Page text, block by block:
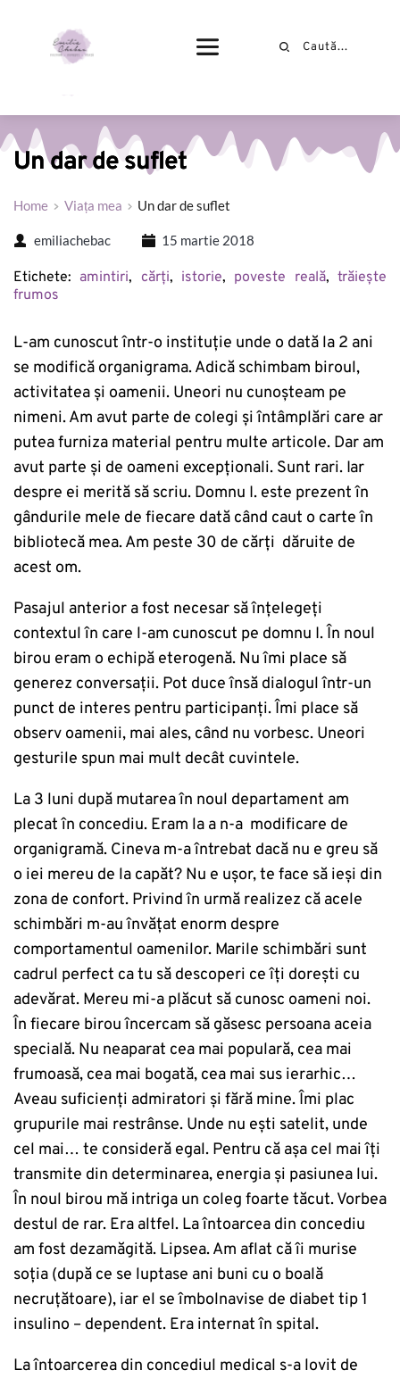
Un dar de suflet
Home Viața mea Un dar de suflet
emiliachebac 15 martie 2018
Etichete: amintiri, cărți, istorie, poveste reală, trăiește
frumos
L-am cunoscut într-o instituție unde o dată la 2 ani
se modifică organigrama. Adică schimbam biroul,
activitatea și oamenii. Uneori nu cunoșteam pe
nimeni. Am avut parte de colegi și întâmplări care ar
putea furniza material pentru multe articole. Dar am
avut parte și de oameni excepționali. Sunt rari. Iar
despre ei merită să scriu. Domnu I. este prezent în
gândurile mele de fiecare dată când caut o carte în
bibliotecă mea. Am peste 30 de cărți dăruite de
acest om.
Pasajul anterior a fost necesar să înțelegeți
contextul în care l-am cunoscut pe domnu I. În noul
birou eram o echipă eterogenă. Nu îmi place să
generez conversații. Pot duce însă dialogul într-un
punct de interes pentru participanți. Îmi place să
observ oamenii, mai ales, când nu vorbesc. Uneori
gesturile spun mai mult decât cuvintele.
La 3 luni după mutarea în noul departament am
plecat în concediu. Eram la a n-a modificare de
organigramă. Cineva m-a întrebat dacă nu e greu să
o iei mereu de la capăt? Nu e ușor, te face să ieși din
zona de confort. Privind în urmă realizez că acele
schimbări m-au învățat enorm despre
comportamentul oamenilor. Marile schimbări sunt
cadrul perfect ca tu să descoperi ce îți dorești cu
adevărat. Mereu mi-a plăcut să cunosc oameni noi.
În fiecare birou încercam să găsesc persoana aceia
specială. Nu neaparat cea mai populară, cea mai
frumoasă, cea mai bogată, cea mai sus ierarhic…
Aveau suficienți admiratori și fără mine. Îmi plac
grupurile mai restrânse. Unde nu ești satelit, unde
cel mai… te consideră egal. Pentru că așa cel mai îți
transmite din determinarea, energia și pasiunea lui.
În noul birou mă intriga un coleg foarte tăcut. Vorbea
destul de rar. Era altfel. La întoarcea din concediu
am fost dezamăgită. Lipsea. Am aflat că îi murise
soția (după ce se luptase ani buni cu o boală
necruțătoare), iar el se îmbolnavise de diabet tip 1
insulino – dependent. Era internat în spital.
La întoarcerea din concediul medical s-a lovit de